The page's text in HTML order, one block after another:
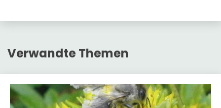
Verwandte Themen